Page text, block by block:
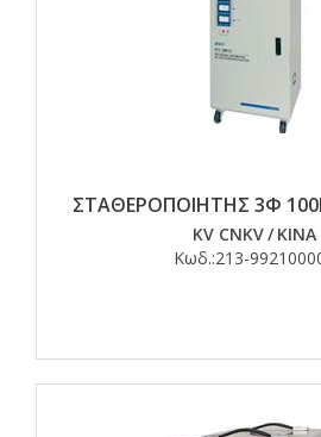
ΣΤΑΘΕΡΟΠΟΙΗΤΗΣ 3Φ
KV CNKV/ ΚΙΝΑ
Κωδ.:213-